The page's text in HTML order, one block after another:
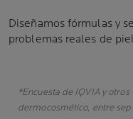
Diseñamos fórmulas y
problemas reales de
*Encuesta de IQVIA y
dermocosmético, entre